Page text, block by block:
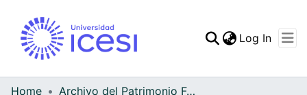
Log In
Home
Archivo del Patrimonio Fotográfico y Fílmico del Valle del Cauca